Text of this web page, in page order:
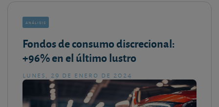
análisis
Fondos de consumo discrecional:
+96% en el último lustro
lunes, 29 de enero de 2024